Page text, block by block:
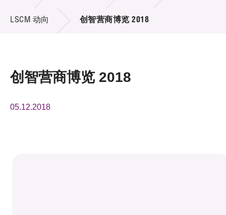
项目及资助计划
活动及消息
LSCM 动向 创智营商博览 2018
创智营商博览 2018
05.12.2018